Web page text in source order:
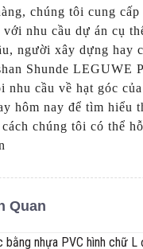
chúng tôi cung
với nhu cầu dự án cụ
người xây dựng hay
Shunde LEGUWE
nhu cầu về hạt góc
hôm nay để tìm hiểu
chúng tôi có thể
Quan